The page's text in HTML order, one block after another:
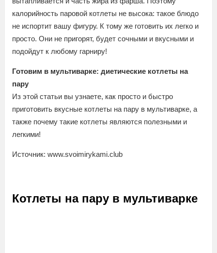
калорийность паровой котлеты не высока: такое блюдо
не испортит вашу фигуру. К тому же готовить их легко и
просто. Они не пригорят, будет сочными и вкусными и
подойдут к любому гарниру!
Готовим в мультиварке: диетические котлеты на
пару
Из этой статьи вы узнаете, как просто и быстро
приготовить вкусные котлеты на пару в мультиварке, а
также почему такие котлеты являются полезными и
легкими!
Источник: www.svoimirykami.club
Котлеты на пару в мультиварке